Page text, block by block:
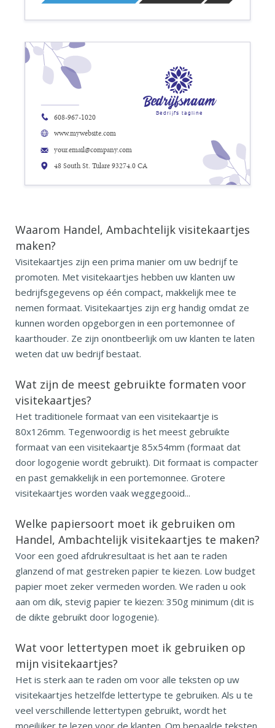
48 South St. Tulare 93274.0 CA
www.mywebsite.com
your.email@company.com
608-967-1020
Bedrijfsnaam
Bedrijfs tagline
Waarom Handel, Ambachtelijk visitekaartjes
maken?
Visitekaartjes zijn een prima manier om uw bedrijf te
promoten. Met visitekaartjes hebben uw klanten uw
bedrijfsgegevens op één compact, makkelijk mee te
nemen formaat. Visitekaartjes zijn erg handig omdat ze
kunnen worden opgeborgen in een portemonnee of
kaarthouder. Ze zijn onontbeerlijk om uw klanten te laten
weten dat uw bedrijf bestaat.
Wat zijn de meest gebruikte formaten voor
visitekaartjes?
Het traditionele formaat van een visitekaartje is
80x126mm. Tegenwoordig is het meest gebruikte
formaat van een visitekaartje 85x54mm (formaat dat
door logogenie wordt gebruikt). Dit formaat is compacter
en past gemakkelijk in een portemonnee. Grotere
visitekaartjes worden vaak weggegooid...
Welke papiersoort moet ik gebruiken om
Handel, Ambachtelijk visitekaartjes te maken?
Voor een goed afdrukresultaat is het aan te raden
glanzend of mat gestreken papier te kiezen. Low budget
papier moet zeker vermeden worden. We raden u ook
aan om dik, stevig papier te kiezen: 350g minimum (dit is
de dikte gebruikt door logogenie).
Wat voor lettertypen moet ik gebruiken op
mijn visitekaartjes?
Het is sterk aan te raden om voor alle teksten op uw
visitekaartjes hetzelfde lettertype te gebruiken. Als u te
veel verschillende lettertypen gebruikt, wordt het